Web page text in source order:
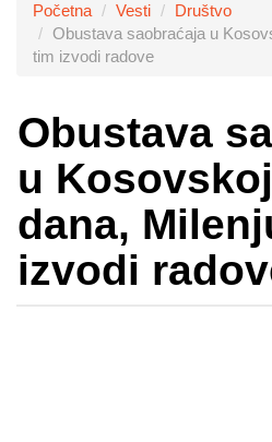
Početna Vesti
Društvo
Obustava saobraćaja u
tim izvodi radove
Obustava
u
dana,
izvodi